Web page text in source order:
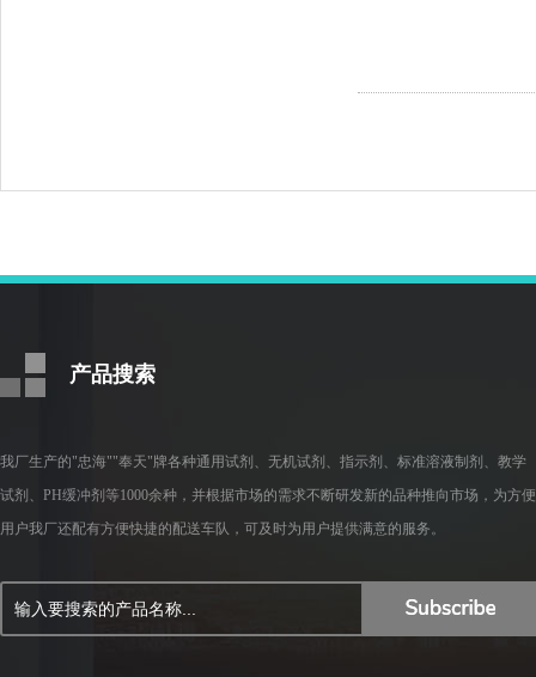
产品搜索
我厂生产的"忠海""奉天"牌各种通用试剂、无机试剂、指示剂、标准溶液制剂、教学
试剂、PH缓冲剂等1000余种，并根据市场的需求不断研发新的品种推向市场，为方便
用户我厂还配有方便快捷的配送车队，可及时为用户提供满意的服务。